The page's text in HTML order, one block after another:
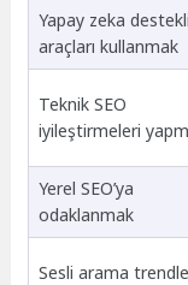
Yapay zeka destekli
araçları kullanmak
Teknik SEO
iyileştirmeleri
Yerel SEO’ya
odaklanmak
Sesli arama